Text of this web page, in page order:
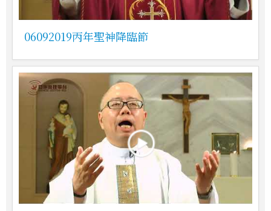
06092019丙年聖神降臨節